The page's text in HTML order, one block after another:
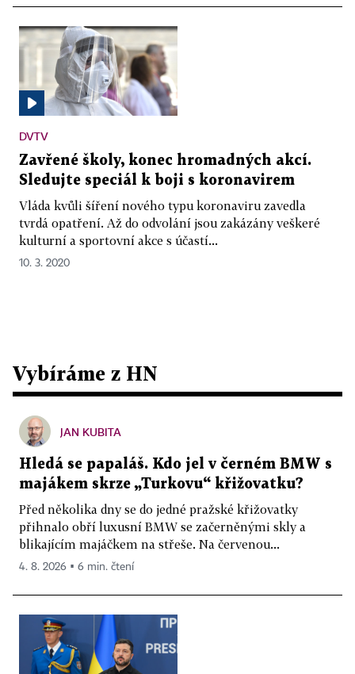
DVTV
Zavřené školy, konec hromadných akcí.
Sledujte speciál k boji s koronavirem
Vláda kvůli šíření nového typu koronaviru zavedla
tvrdá opatření. Až do odvolání jsou zakázány veškeré
kulturní a sportovní akce s účastí...
10. 3. 2020
Vybíráme z HN
JAN KUBITA
Hledá se papaláš. Kdo jel v černém BMW s
majákem skrze „Turkovu“ křižovatku?
Před několika dny se do jedné pražské křižovatky
přihnalo obří luxusní BMW se začerněnými skly a
blikajícím majáčkem na střeše. Na červenou...
4. 8. 2026 ▪ 6 min. čtení